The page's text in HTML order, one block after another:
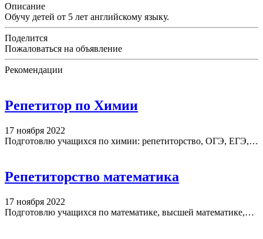
Описание
Обучу детей от 5 лет английскому языку.
Поделится
Пожаловаться на объявление
Рекомендации
Репетитор по Химии
17 ноября 2022
Подготовлю учащихся по химии: репетиторство, ОГЭ, ЕГЭ,…
Репетиторство математика
17 ноября 2022
Подготовлю учащихся по математике, высшей математике,…